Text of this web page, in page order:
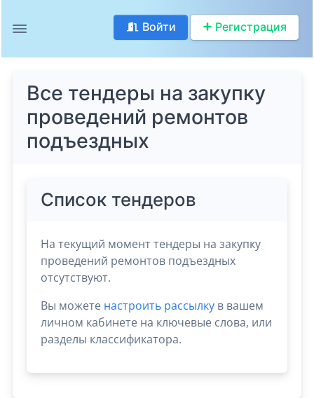
Войти Регистрация
Все тендеры на закупку
проведений ремонтов
подъездных
Список тендеров
На текущий момент тендеры на закупку
проведений ремонтов подъездных
отсутствуют.
Вы можете настроить рассылку в вашем
личном кабинете на ключевые слова, или
разделы классификатора.